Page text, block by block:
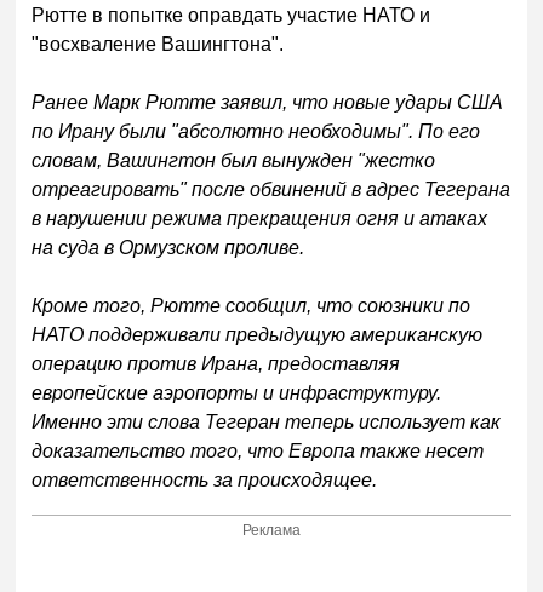
Рютте в попытке оправдать участие НАТО и
"восхваление Вашингтона".
Ранее Марк Рютте заявил, что новые удары США
по Ирану были "абсолютно необходимы". По его
словам, Вашингтон был вынужден "жестко
отреагировать" после обвинений в адрес Тегерана
в нарушении режима прекращения огня и атаках
на суда в Ормузском проливе.
Кроме того, Рютте сообщил, что союзники по
НАТО поддерживали предыдущую американскую
операцию против Ирана, предоставляя
европейские аэропорты и инфраструктуру.
Именно эти слова Тегеран теперь использует как
доказательство того, что Европа также несет
ответственность за происходящее.
Реклама